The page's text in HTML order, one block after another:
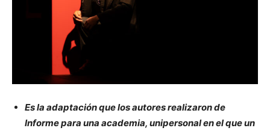
Es la adaptación que los autores realizaron de
Informe para una academia, unipersonal en el que un